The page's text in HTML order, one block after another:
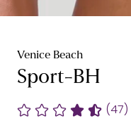
Venice Beach
Sport-BH
(47)